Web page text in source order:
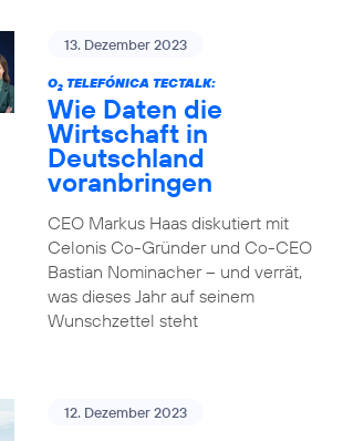
13. Dezember 2023
O2TELEFÓNICA TECTALK:
Wie Daten die
Wirtschaft in
Deutschland
voranbringen
CEO Markus Haas diskutiert mit
Celonis Co-Gründer und Co-CEO
Bastian Nominacher – und verrät,
was dieses Jahr auf seinem
Wunschzettel steht
12. Dezember 2023